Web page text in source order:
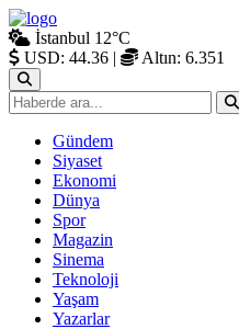
İstanbul 12°C
USD: 44.36 | Altın: 6.351
Gündem
Siyaset
Ekonomi
Dünya
Spor
Magazin
Sinema
Teknoloji
Yaşam
Yazarlar